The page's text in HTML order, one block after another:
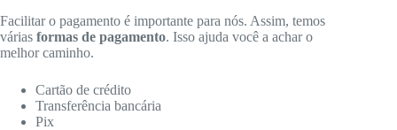
Facilitar o pagamento é importante para nós. Assim, temos
várias formas de pagamento. Isso ajuda você a achar o
melhor caminho.
Cartão de crédito
Transferência bancária
Pix